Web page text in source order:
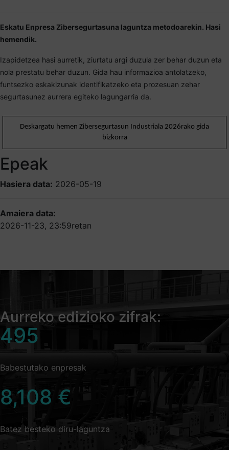
Eskatu Enpresa Zibersegurtasuna laguntza metodoarekin. Hasi
hemendik.
Izapidetzea hasi aurretik, ziurtatu argi duzula zer behar duzun eta
nola prestatu behar duzun. Gida hau informazioa antolatzeko,
funtsezko eskakizunak identifikatzeko eta prozesuan zehar
segurtasunez aurrera egiteko lagungarria da.
Deskargatu hemen Zibersegurtasun Industriala 2026rako gida
bizkorra
Epeak
Hasiera data: 2026-05-19
Amaiera data:
2026-11-23, 23:59retan
Aurreko edizioko zifrak:
495
Babestutako enpresak
8,108 €
Batez besteko diru-laguntza